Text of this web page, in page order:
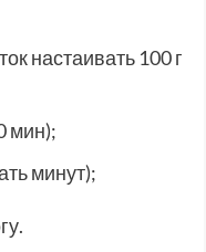
настаивать 100 г
мин);
минут);